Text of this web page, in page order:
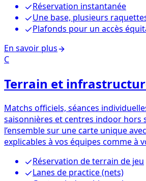
Réservation instantanée
Une base, plusieurs
Plafonds pour un accès
En savoir plus
C
Terrain et
Matchs officiels, séances
saisonnières et centres indoor hors
l’ensemble sur une carte unique
explicables à vos équipes comme à
Réservation de terrain de jeu
Lanes de practice (nets)